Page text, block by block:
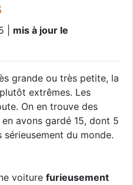
| mis à jour le
grande ou très petite, la
extrêmes. Les
On en trouve des
avons gardé 15, dont 5
du monde.
voiture furieusement